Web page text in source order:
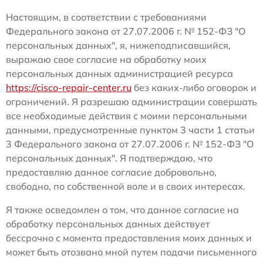
Настоящим, в соответствии с требованиями
Федерального закона от 27.07.2006 г. № 152-ФЗ "О
персональных данных", я, нижеподписавшийся,
выражаю свое согласие на обработку моих
персональных данных администрацией ресурса
https://cisco-repair-center.ru без каких-либо оговорок и
ограничений. Я разрешаю администрации совершать
все необходимые действия с моими персональными
данными, предусмотренные пунктом 3 части 1 статьи
3 Федерального закона от 27.07.2006 г. № 152-ФЗ "О
персональных данных". Я подтверждаю, что
предоставляю данное согласие добровольно,
свободно, по собственной воле и в своих интересах.
Я также осведомлен о том, что данное согласие на
обработку персональных данных действует
бессрочно с момента предоставления моих данных и
может быть отозвано мной путем подачи письменного